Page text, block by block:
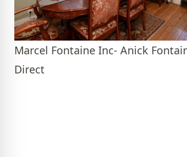
Marcel Fontaine Inc- Anick
Direct